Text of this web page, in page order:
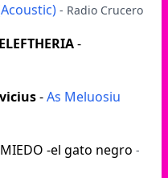
- Radio Crucero
-
-As Meluosiu
MIEDO -el gato negro -